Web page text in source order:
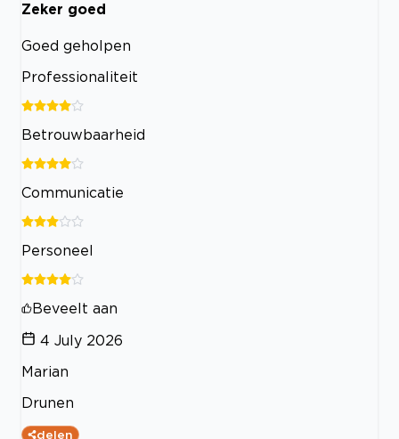
Zeker goed
Goed geholpen
Professionaliteit
Betrouwbaarheid
Communicatie
Personeel
Beveelt aan
4 July 2026
Marian
Drunen
delen